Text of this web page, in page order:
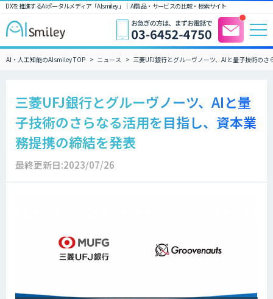
DXを推進するAIポータルメディア「AIsmiley」｜ AI製品・サービスの比較・検索サイト
AI・人工知能のAIsmiley TOP ニュース 三菱UFJ銀行とグルーヴノーツ、AIと量子技術の
三菱UFJ銀行とグルーヴノーツ、AIと量
子技術のさらなる活用を目指し、資本業
務提携の締結を発表
最終更新日:2023/07/26